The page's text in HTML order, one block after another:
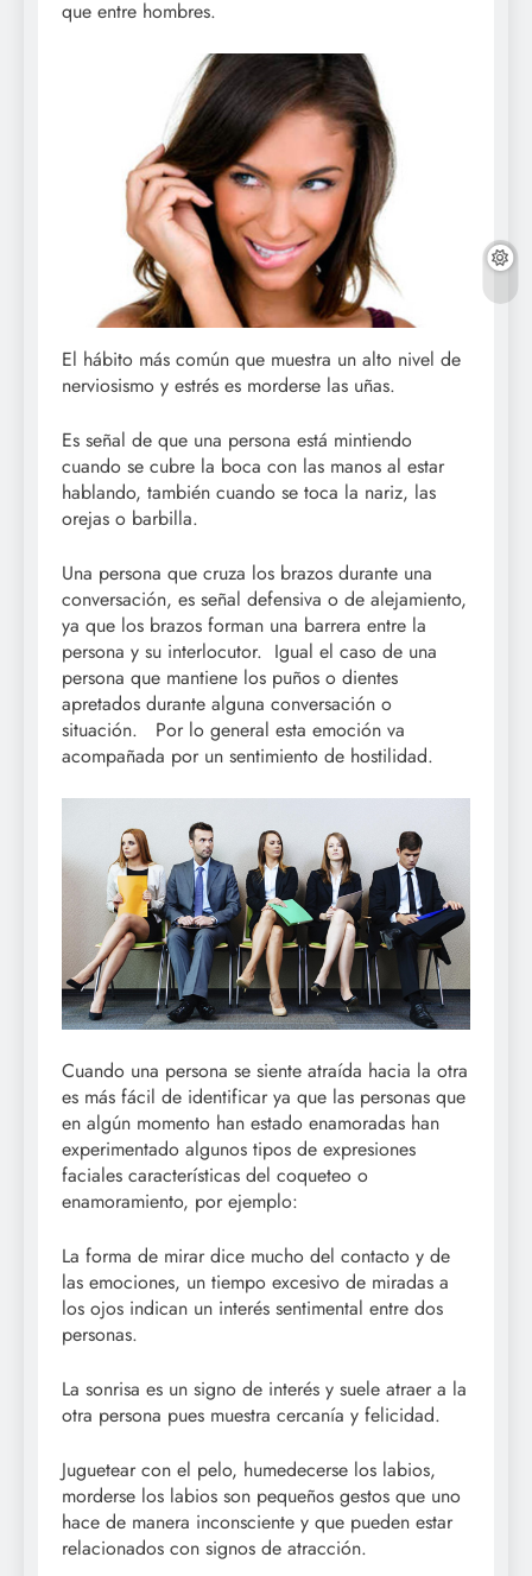
que entre hombres.
El hábito más común que muestra un alto nivel de
nerviosismo y estrés es morderse las uñas.
Es señal de que una persona está mintiendo
cuando se cubre la boca con las manos al estar
hablando, también cuando se toca la nariz, las
orejas o barbilla.
Una persona que cruza los brazos durante una
conversación, es señal defensiva o de alejamiento,
ya que los brazos forman una barrera entre la
persona y su interlocutor. Igual el caso de una
persona que mantiene los puños o dientes
apretados durante alguna conversación o
situación. Por lo general esta emoción va
acompañada por un sentimiento de hostilidad.
Cuando una persona se siente atraída hacia la otra
es más fácil de identificar ya que las personas que
en algún momento han estado enamoradas han
experimentado algunos tipos de expresiones
faciales características del coqueteo o
enamoramiento, por ejemplo:
La forma de mirar dice mucho del contacto y de
las emociones, un tiempo excesivo de miradas a
los ojos indican un interés sentimental entre dos
personas.
La sonrisa es un signo de interés y suele atraer a la
otra persona pues muestra cercanía y felicidad.
Juguetear con el pelo, humedecerse los labios,
morderse los labios son pequeños gestos que uno
hace de manera inconsciente y que pueden estar
relacionados con signos de atracción.